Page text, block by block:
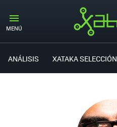
MENÚ
ANÁLISIS XATAKA SELECCIÓN